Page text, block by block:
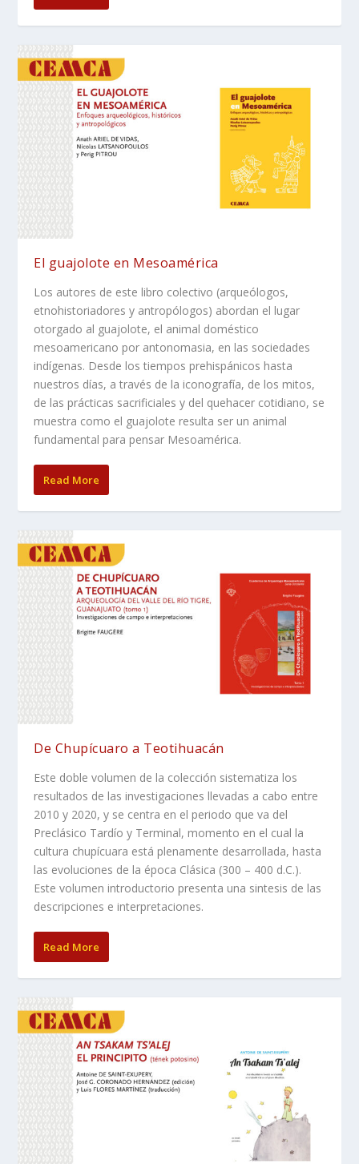
El guajolote en Mesoamérica
Los autores de este libro colectivo (arqueólogos,
etnohistoriadores y antropólogos) abordan el lugar
otorgado al guajolote, el animal doméstico
mesoamericano por antonomasia, en las sociedades
indígenas. Desde los tiempos prehispánicos hasta
nuestros días, a través de la iconografía, de los mitos,
de las prácticas sacrificiales y del quehacer cotidiano, se
muestra como el guajolote resulta ser un animal
fundamental para pensar Mesoamérica.
Read More
De Chupícuaro a Teotihuacán
Este doble volumen de la colección sistematiza los
resultados de las investigaciones llevadas a cabo entre
2010 y 2020, y se centra en el periodo que va del
Preclásico Tardío y Terminal, momento en el cual la
cultura chupícuara está plenamente desarrollada, hasta
las evoluciones de la época Clásica (300 – 400 d.C.).
Este volumen introductorio presenta una sintesis de las
descripciones e interpretaciones.
Read More